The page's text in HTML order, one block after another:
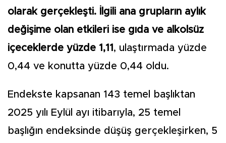
olarak gerçekleşti. İlgili ana grupların aylık
değişime olan etkileri ise gıda ve alkolsüz
içeceklerde yüzde 1,11 , ulaştırmada yüzde
0,44 ve konutta yüzde 0,44 oldu.
Endekste kapsanan 143 temel başlıktan
2025 yılı Eylül ayı itibarıyla, 25 temel
başlığın endeksinde düşüş gerçekleşirken, 5